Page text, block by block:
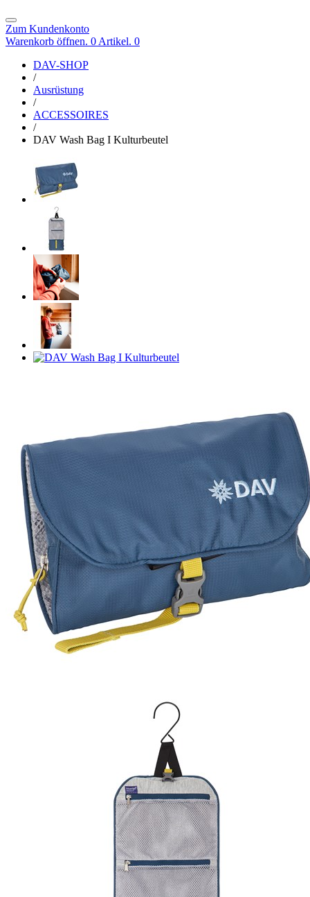
Zum Kundenkonto
Warenkorb öffnen. 0 Artikel. 0
DAV-SHOP
/
Ausrüstung
/
ACCESSOIRES
/
DAV Wash Bag I Kulturbeutel